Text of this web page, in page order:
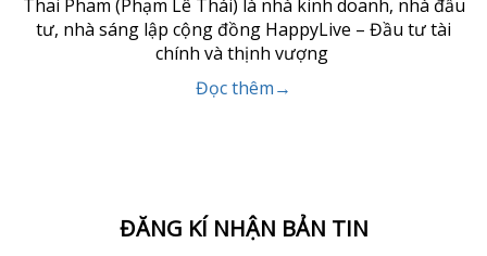
Thai Pham (Phạm Lê Thái) là nhà kinh doanh, nhà đầu
tư, nhà sáng lập cộng đồng HappyLive – Đầu tư tài
chính và thịnh vượng
Đọc thêm→
ĐĂNG KÍ NHẬN BẢN TIN